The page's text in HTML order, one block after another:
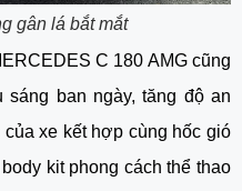
gân lá bắt mắt
C 180 AMG cũng
ban ngày, tăng độ an
xe kết hợp cùng hốc gió
kit phong cách thể thao